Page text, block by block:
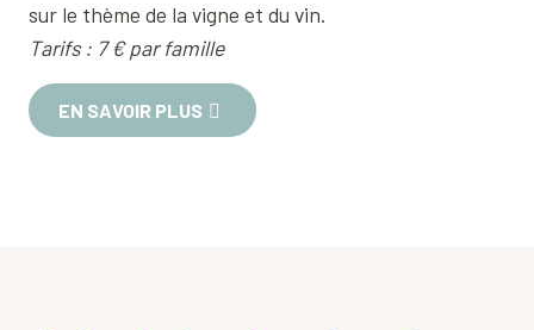
sur le thème de la vigne et du vin.
Tarifs : 7 € par famille
EN SAVOIR PLUS